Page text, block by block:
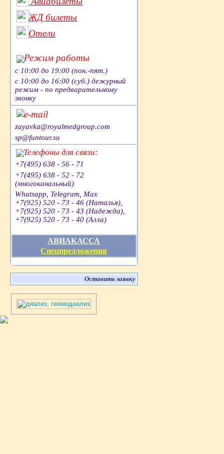
ЖД билеты
Отели
Режим работы
с 10:00 до 19:00 (пон.-пят.)
с 10:00 до 16:00 (суб.) дежурный
режим - по предварительному
звонку
e-mail
zayavka@royalmedgroup.com
sp@funtour.su
Телефоны для связи:
+7(495) 638 - 56 - 71
+7(495) 638 - 52 - 72
(многоканальный)
Whatsapp, Telegram, Max
+7(925) 520 - 73 - 46 (Наталья),
+7(925) 520 - 73 - 43 (Надежда),
+7(925) 520 - 73 - 40 (Алла)
АВИАКАССА
Спецпредложения
Оставить заявку